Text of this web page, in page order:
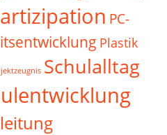
PC-
Plastik
Schulalltag